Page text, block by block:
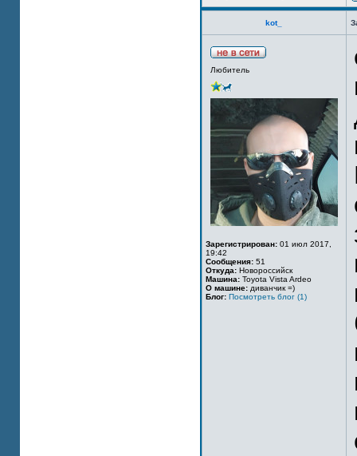
kot_
Любитель
Зарегистрирован: 01 июл 2017,
19:42
Сообщения: 51
Откуда: Новороссийск
Машина: Toyota Vista Ardeo
О машине: диванчик =)
Блог: Посмотреть блог (1)